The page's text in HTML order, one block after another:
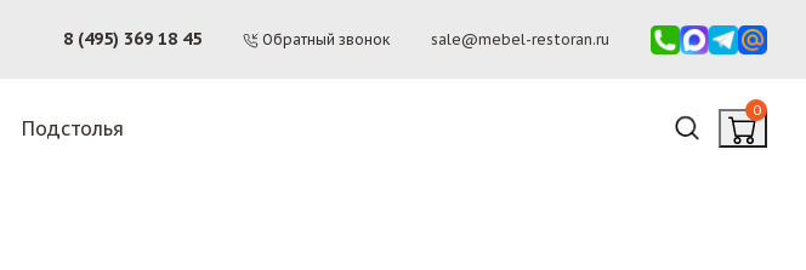
8 (495) 369 18 45 Обратный звонок sale@mebel-restoran.ru
Подстолья
0